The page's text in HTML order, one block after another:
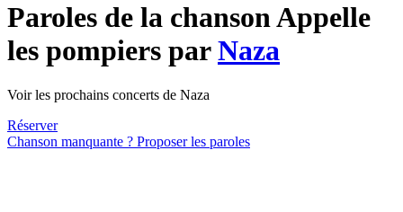
Paroles de la chanson Appelle
les pompiers parNaza
Voir les prochains concerts de Naza
Réserver
Chanson manquante ? Proposer les paroles